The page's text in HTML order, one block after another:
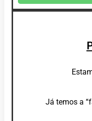
Já temos a